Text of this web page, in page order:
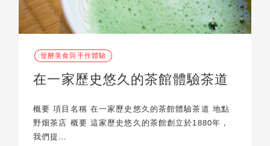
發酵美食與手作體驗
在一家歷史悠久的茶館體驗茶道
概要 項目名稱 在一家歷史悠久的茶館體驗茶道 地點
野畑茶店 概要 這家歷史悠久的茶館創立於1880年，
我們提…